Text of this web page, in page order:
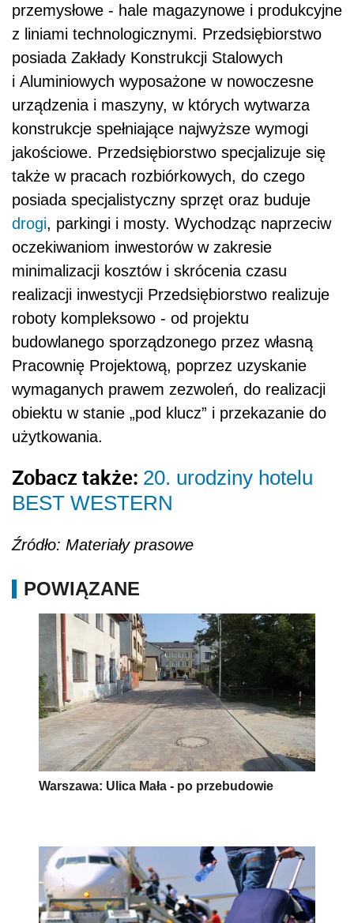
przemysłowe - hale magazynowe i produkcyjne
z liniami technologicznymi. Przedsiębiorstwo
posiada Zakłady Konstrukcji Stalowych
i Aluminiowych wyposażone w nowoczesne
urządzenia i maszyny, w których wytwarza
konstrukcje spełniające najwyższe wymogi
jakościowe. Przedsiębiorstwo specjalizuje się
także w pracach rozbiórkowych, do czego
posiada specjalistyczny sprzęt oraz buduje
drogi, parkingi i mosty. Wychodząc naprzeciw
oczekiwaniom inwestorów w zakresie
minimalizacji kosztów i skrócenia czasu
realizacji inwestycji Przedsiębiorstwo realizuje
roboty kompleksowo - od projektu
budowlanego sporządzonego przez własną
Pracownię Projektową, poprzez uzyskanie
wymaganych prawem zezwoleń, do realizacji
obiektu w stanie „pod klucz” i przekazanie do
użytkowania.
Zobacz także: 20. urodziny hotelu
BEST WESTERN
Źródło: Materiały prasowe
POWIĄZANE
Warszawa: Ulica Mała - po przebudowie